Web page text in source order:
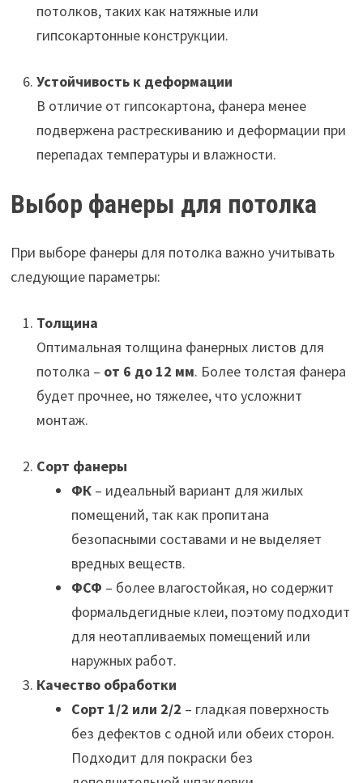
потолков, таких как натяжные или
гипсокартонные конструкции.
Устойчивость к деформации
В отличие от гипсокартона, фанера менее
подвержена растрескиванию и деформации при
перепадах температуры и влажности.
Выбор фанеры для потолка
При выборе фанеры для потолка важно учитывать
следующие параметры:
Толщина
Оптимальная толщина фанерных листов для
потолка – от 6 до 12 мм. Более толстая фанера
будет прочнее, но тяжелее, что усложнит
монтаж.
Сорт фанеры
ФК– идеальный вариант для жилых
помещений, так как пропитана
безопасными составами и не выделяет
вредных веществ.
ФСФ – более влагостойкая, но содержит
формальдегидные клеи, поэтому подходит
для неотапливаемых помещений или
наружных работ.
Качество обработки
Сорт 1/2 или 2/2 – гладкая поверхность
без дефектов с одной или обеих сторон.
Подходит для покраски без